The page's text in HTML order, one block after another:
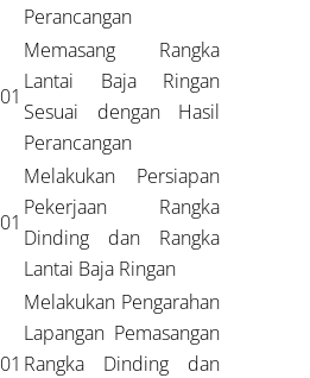
Perancangan
Memasang Rangka
Lantai Baja Ringan
Sesuai dengan Hasil
Perancangan
Melakukan Persiapan
Pekerjaan Rangka
Dinding dan Rangka
Lantai Baja Ringan
Melakukan Pengarahan
Lapangan Pemasangan
Rangka Dinding dan